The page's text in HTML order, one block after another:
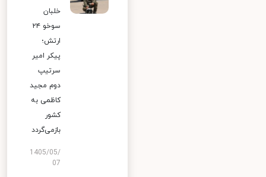
خلبان
سوخو ۲۴
ارتش؛
پیکر امیر
سرتیپ
دوم مجید
کاظمی به
کشور
بازمی‌گردد
1405/05/
07